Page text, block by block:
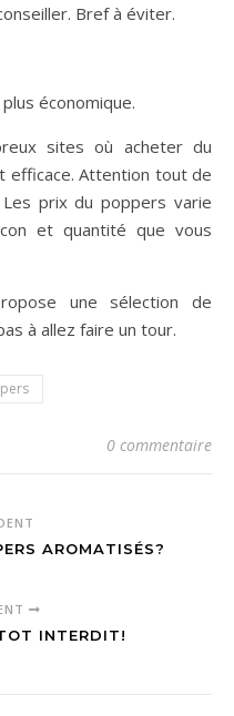
Bref à éviter.
économique.
sites où acheter du
efficace. Attention tout de
prix du poppers varie
et quantité que vous
une sélection de
à allez faire un tour.
0 commentaire
AROMATISÉS?
INTERDIT!